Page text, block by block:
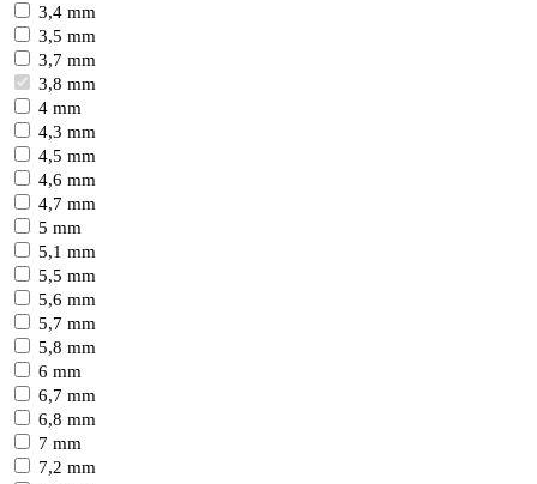
3,4 mm
3,5 mm
3,7 mm
3,8 mm
4 mm
4,3 mm
4,5 mm
4,6 mm
4,7 mm
5 mm
5,1 mm
5,5 mm
5,6 mm
5,7 mm
5,8 mm
6 mm
6,7 mm
6,8 mm
7 mm
7,2 mm